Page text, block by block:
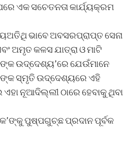
ଏକ ସଚେତନତା କାର୍ଯ୍ୟକ୍ରମ
ଭାବେ ଅବସରପ୍ରାପ୍ତ ସେନା
ଅମୃତ କଳସ ଯାତ୍ରା ଓ ମାଟି
ଉଦ୍ଦେଶ୍ୟ’ରେ ଯେଉଁମାନେ
ସ୍ମୃତି ଉଦ୍ଦେଶ୍ୟରେ ଏହି
ନୂଆଦିଲ୍ଲୀ ଠାରେ ହେବାକୁ ଥିବା
ପୁଷ୍ପଗୁଚ୍ଛ ପ୍ରଦାନ ପୂର୍ବକ